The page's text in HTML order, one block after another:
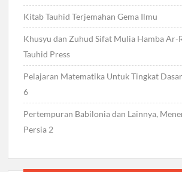
Kitab Tauhid Terjemahan Gema Ilmu
Khusyu dan Zuhud Sifat Mulia Hamba Ar-
Tauhid Press
Pelajaran Matematika Untuk Tingkat
6
Pertempuran Babilonia dan Lainnya,
Persia 2